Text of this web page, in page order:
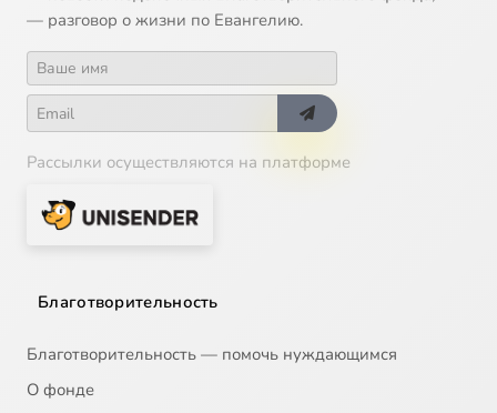
— разговор о жизни по Евангелию.
Рассылки осуществляются на платформе
Благотворительность
Благотворительность — помочь нуждающимся
О фонде